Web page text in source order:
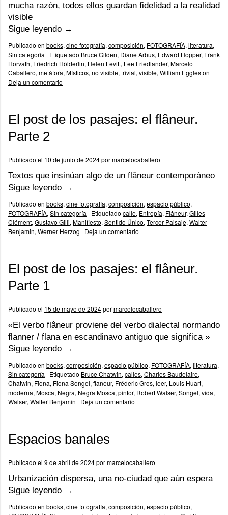
mucha razón, todos ellos guardan fidelidad a la realidad
visible
Sigue leyendo →
Publicado en books, cine fotografía, composición, FOTOGRAFÍA, literatura,
Sin categoría | Etiquetado Bruce Gilden, Diane Arbus, Edward Hopper, Frank
Horvath, Friedrich Hölderlin, Helen Levitt, Lee Friedlander, Marcelo
Caballero, metáfora, Místicos, no visible, trivial, visible, William Eggleston |
Deja un comentario
El post de los pasajes: el flâneur.
Parte 2
Publicado el 10 de junio de 2024pormarcelocaballero
Textos que insinúan algo de un flâneur contemporáneo
Sigue leyendo →
Publicado en books, cine fotografía, composición, espacio público,
FOTOGRAFÍA, Sin categoría | Etiquetado calle, Entropía, Flâneur, Gilles
Clément, Gustavo Gilli, Manifiesto, Sentido Único, Tercer Paisaje, Walter
Benjamin, Werner Herzog | Deja un comentario
El post de los pasajes: el flâneur.
Parte 1
Publicado el 15 de mayo de 2024pormarcelocaballero
«El verbo flâneur proviene del verbo dialectal normando
flanner / flana en escandinavo antiguo que significa »
Sigue leyendo →
Publicado en books, composición, espacio público, FOTOGRAFÍA, literatura,
Sin categoría | Etiquetado Bruce Chatwin, calles, Charles Baudelaire,
Chatwin, Fiona, Fiona Songel, flaneur, Fréderic Gros, leer, Louis Huart,
moderna, Mosca, Negra, Negra Mosca, pintor, Robert Walser, Songel, vida,
Walser, Walter Benjamin | Deja un comentario
Espacios banales
Publicado el 9 de abril de 2024pormarcelocaballero
Urbanización dispersa, una no-ciudad que aún espera
Sigue leyendo →
Publicado en books, cine fotografía, composición, espacio público,